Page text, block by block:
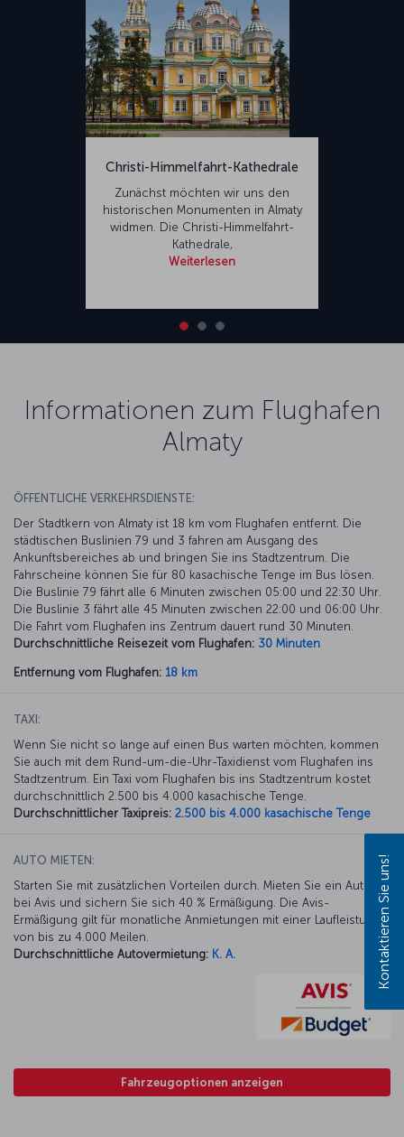
Christi-Himmelfahrt-Kathedrale
Zunächst möchten wir uns den
historischen Monumenten in Almaty
widmen. Die Christi-Himmelfahrt-
Kathedrale,
Weiterlesen
Informationen zum Flughafen
Almaty
ÖFFENTLICHE VERKEHRSDIENSTE:
Der Stadtkern von Almaty ist 18 km vom Flughafen entfernt. Die
städtischen Buslinien 79 und 3 fahren am Ausgang des
Ankunftsbereiches ab und bringen Sie ins Stadtzentrum. Die
Fahrscheine können Sie für 80 kasachische Tenge im Bus lösen.
Die Buslinie 79 fährt alle 6 Minuten zwischen 05:00 und 22:30 Uhr.
Die Buslinie 3 fährt alle 45 Minuten zwischen 22:00 und 06:00 Uhr.
Die Fahrt vom Flughafen ins Zentrum dauert rund 30 Minuten.
Durchschnittliche Reisezeit vom Flughafen: 30 Minuten
Entfernung vom Flughafen: 18 km
TAXI:
Wenn Sie nicht so lange auf einen Bus warten möchten, kommen
Sie auch mit dem Rund-um-die-Uhr-Taxidienst vom Flughafen ins
Stadtzentrum. Ein Taxi vom Flughafen bis ins Stadtzentrum kostet
durchschnittlich 2.500 bis 4.000 kasachische Tenge.
Durchschnittlicher Taxipreis: 2.500 bis 4.000 kasachische Tenge
AUTO MIETEN:
Starten Sie mit zusätzlichen Vorteilen durch. Mieten Sie ein Auto
bei Avis und sichern Sie sich 40 % Ermäßigung. Die Avis-
Ermäßigung gilt für monatliche Anmietungen mit einer Laufleistung
von bis zu 4.000 Meilen.
Durchschnittliche Autovermietung: K. A.
Fahrzeugoptionen anzeigen
Kontaktieren Sie uns!